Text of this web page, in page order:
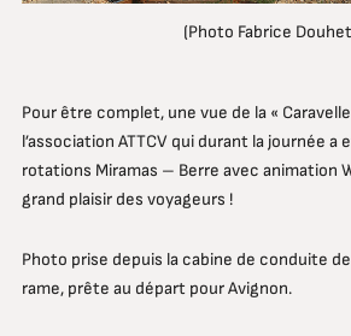
(Photo Fabrice
Pour être complet, une vue de la «
l’association ATTCV qui durant la journée
rotations Miramas – Berre avec animation
grand plaisir des voyageurs !
Photo prise depuis la cabine de conduite
rame, prête au départ pour Avignon.